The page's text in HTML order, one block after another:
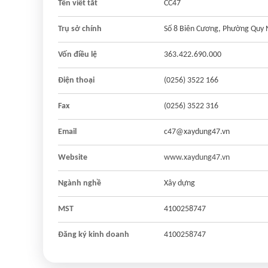
Tên viết tắt CC47
Trụ sở chính Số 8 Biên Cương, Phường
Vốn điều lệ 363.422.690.000
Điện thoại (0256) 3522 166
Fax (0256) 3522 316
Email c47@xaydung47.vn
Website www.xaydung47.vn
Ngành nghề Xây dựng
MST 4100258747
Đăng ký kinh doanh 4100258747